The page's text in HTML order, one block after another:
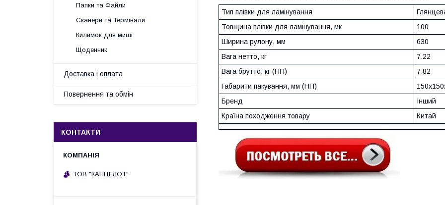
Тип плівки для ламінування
Товщина плівки для ламінування, мк
100
Ширина рулону, мм
630
Вага нетто, кг
7.22
Вага брутто, кг (НП)
7.82
Габарити пакування, мм (НП)
Бренд
Інший
Країна походження товару
Китай
Папки та Файли
Сканери та Термінали
Килимок для миші
Щоденник
Доставка і оплата
Повернення та обмін
КОНТАКТИ
ТОВ "КАНЦЕЛОТ"